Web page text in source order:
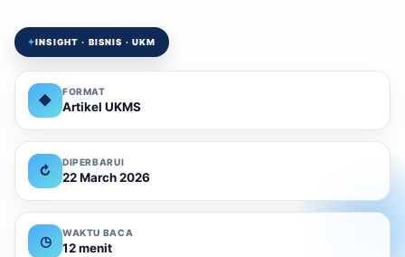
✦INSIGHT · BISNIS · UKM
◆
FORMAT
Artikel UKMS
↻
DIPERBARUI
22 March 2026
◷
WAKTU BACA
12 menit